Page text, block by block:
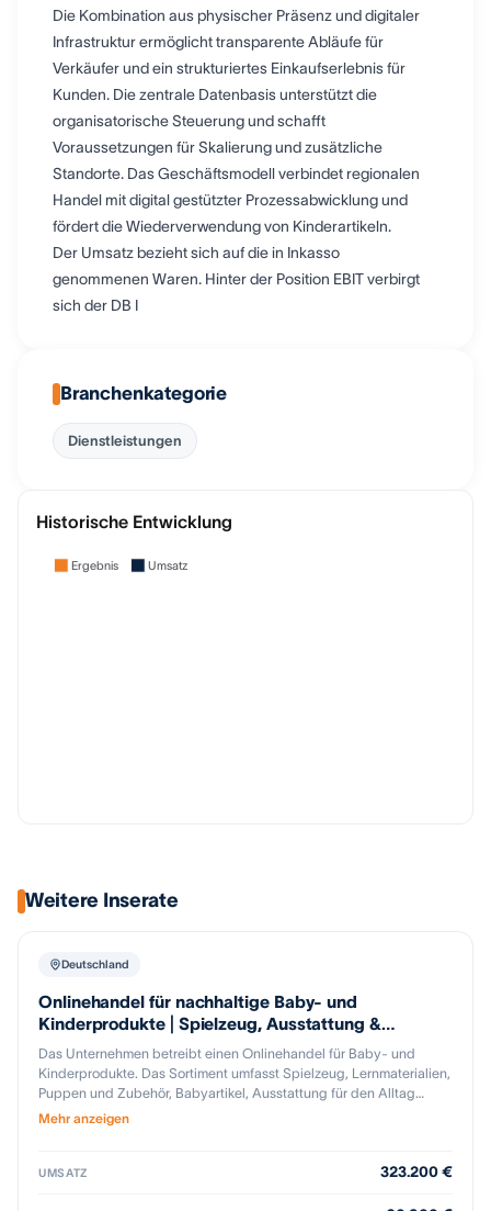
Die Kombination aus physischer Präsenz und digitaler
Infrastruktur ermöglicht transparente Abläufe für
Verkäufer und ein strukturiertes Einkaufserlebnis für
Kunden. Die zentrale Datenbasis unterstützt die
organisatorische Steuerung und schafft
Voraussetzungen für Skalierung und zusätzliche
Standorte. Das Geschäftsmodell verbindet regionalen
Handel mit digital gestützter Prozessabwicklung und
fördert die Wiederverwendung von Kinderartikeln.
Der Umsatz bezieht sich auf die in Inkasso
genommenen Waren. Hinter der Position EBIT verbirgt
sich der DB I
Branchenkategorie
Dienstleistungen
Historische Entwicklung
Ergebnis Umsatz
Weitere Inserate
Deutschland
Onlinehandel für nachhaltige Baby- und
Kinderprodukte | Spielzeug, Ausstattung &
Geschenkideen
Das Unternehmen betreibt einen Onlinehandel für Baby- und
Kinderprodukte. Das Sortiment umfasst Spielzeug, Lernmaterialien,
Puppen und Zubehör, Babyartikel, Ausstattung für den Alltag
sowie Produkte für das Kinderzimmer und den Outdoorbereich.
auf sorgfältig ausgewählten Marken, hochwertigen Materialien und
Mehr anzeigen
UMSATZ 323.200 €